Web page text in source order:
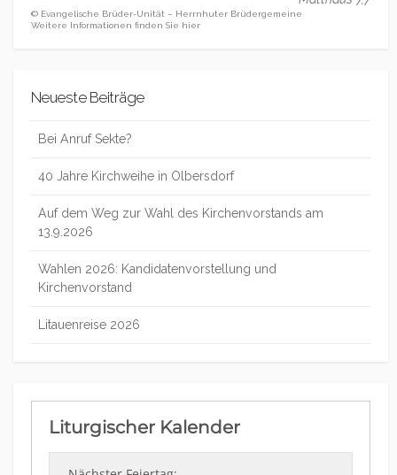
© Evangelische Brüder-Unität – Herrnhuter Brüdergemeine
Weitere Informationen finden Sie hier
Neueste Beiträge
Bei Anruf Sekte?
40 Jahre Kirchweihe in Olbersdorf
Auf dem Weg zur Wahl des Kirchenvorstands am
13.9.2026
Wahlen 2026: Kandidatenvorstellung und
Kirchenvorstand
Litauenreise 2026